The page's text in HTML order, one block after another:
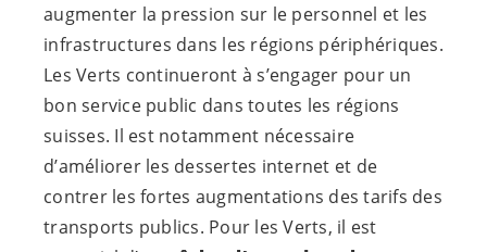
augmenter la pression sur le personnel et les
infrastructures dans les régions périphériques.
Les Verts continueront à s’engager pour un
bon service public dans toutes les régions
suisses. Il est notamment nécessaire
d’améliorer les dessertes internet et de
contrer les fortes augmentations des tarifs des
transports publics. Pour les Verts, il est